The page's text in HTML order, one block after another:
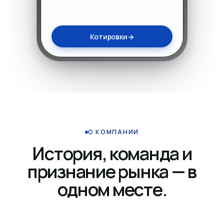
Котировки→
О КОМПАНИИ
История, команда и
признание рынка — в
одном месте.